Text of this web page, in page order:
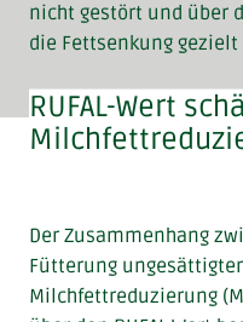
nicht gestört und über
die Fettsenkung
RUFAL-Wert
Der Zusammenhang
Fütterung
Milchfettreduzierung